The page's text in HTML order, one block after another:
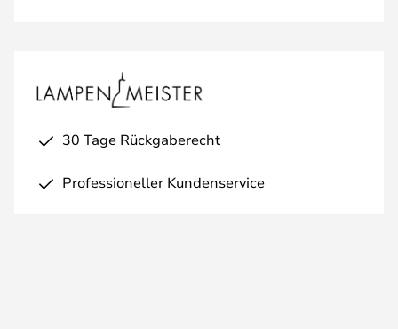
30 Tage Rückgaberecht
Professioneller Kundenservice